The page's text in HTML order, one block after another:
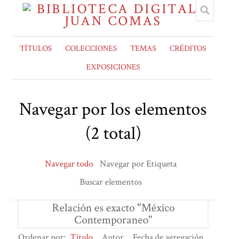
TÍTULOS COLECCIONES TEMAS
CRÉDITOS
EXPOSICIONES
Navegar por los elementos
(2 total)
Navegar todo Navegar por Etiqueta
Buscar elementos
Relación es exacto "México
Contemporaneo"